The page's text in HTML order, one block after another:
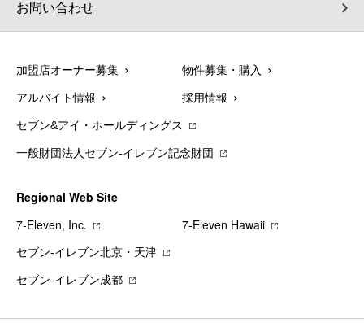
お問い合わせ
加盟店オーナー募集 物件募集・購入
アルバイト情報 採用情報
セブン&アイ・ホールディングス
一般財団法人セブン-イレブン記念財団
Regional Web Site
7‐Eleven, Inc.
7‐Eleven Hawaii
セブン‐イレブン北京・天津
セブン‐イレブン成都